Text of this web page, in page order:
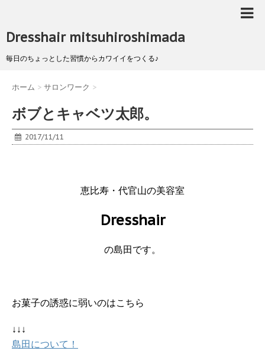
Dresshair mitsuhiroshimada
毎日のちょっとした習慣からカワイイをつくる♪
ホーム > サロンワーク >
ボブとキャベツ太郎。
2017/11/11
恵比寿・代官山の美容室
Dresshair
の島田です。
お菓子の誘惑に弱いのはこちら
↓↓↓
島田について！